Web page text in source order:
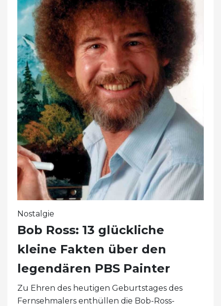
Nostalgie
Bob Ross: 13 glückliche
kleine Fakten über den
legendären PBS Painter
Zu Ehren des heutigen Geburtstages des
Fernsehmalers enthüllen die Bob-Ross-